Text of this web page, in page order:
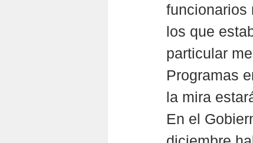
funcionarios
los que
particular
Programas
la mira
En el